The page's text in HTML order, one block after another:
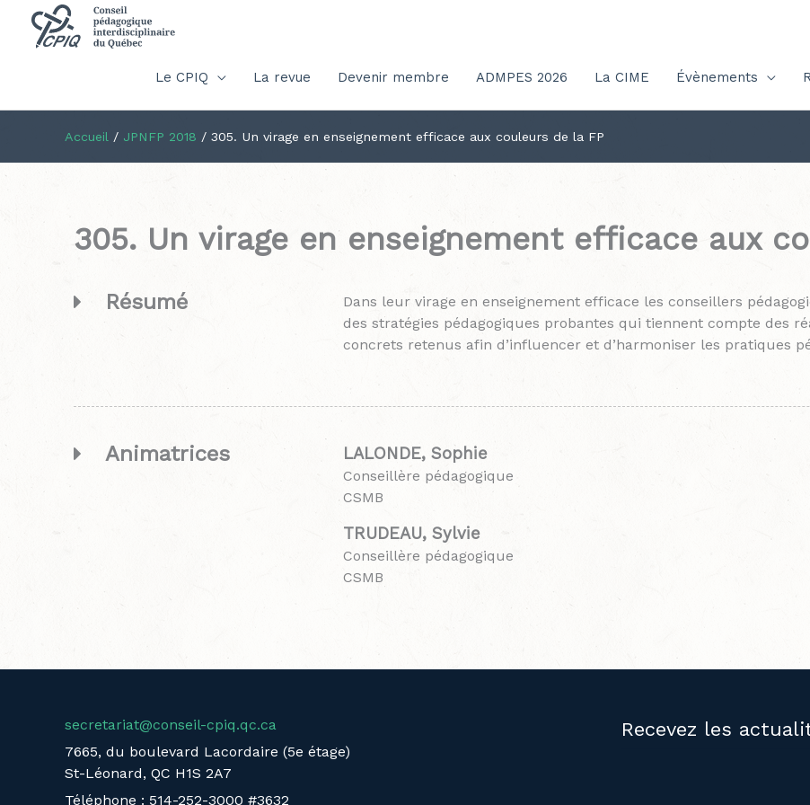
Le CPIQ La revue Devenir membre ADMPES 2026 La CIME Évènements
Accueil / JPNFP 2018 / 305. Un virage en enseignement efficace aux couleurs de la FP
305. Un virage en enseignement efficace aux
Résumé
Dans leur virage en enseignement efficace les conseillers
des stratégies pédagogiques probantes qui tiennent compte des
concrets retenus afin d’influencer et d’harmoniser les pratiques
Animatrices LALONDE, Sophie
Conseillère pédagogique
CSMB
TRUDEAU, Sylvie
Conseillère pédagogique
CSMB
secretariat@conseil-cpiq.qc.ca
7665, du boulevard Lacordaire (5e étage)
St-Léonard, QC H1S 2A7
Téléphone : 514-252-3000 #3632
Recevez les